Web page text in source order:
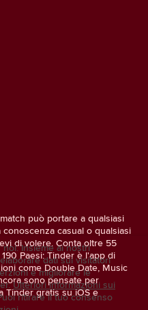
può portare a qualsiasi
casual o qualsiasi
di volere. Conta oltre 55
Paesi: Tinder è l'app di
come Double Date, Music
sono pensate per
Tinder gratis su iOS e
Insieme ai nostri
dati sui visitatori
e migliorare le
Ulteriori informazioni sui
ritirare il tuo consenso